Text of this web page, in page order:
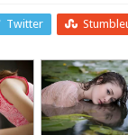
Twitter